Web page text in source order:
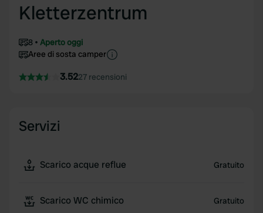
Kletterzentrum
8
Aperto oggi
Aree di sosta camper
3.5227 recensioni
Servizi
Scarico acque reflue Gratuito
Scarico WC chimico Gratuito